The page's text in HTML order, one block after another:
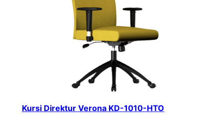
Kursi Direktur Verona KD-1010-HTO